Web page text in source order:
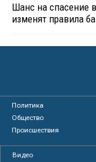
Шанс на спасение
изменят правила
Политика
Общество
Происшествия
Видео